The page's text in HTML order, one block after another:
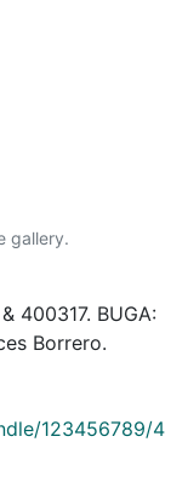
gallery.
400317. BUGA:
Borrero.
123456789/4